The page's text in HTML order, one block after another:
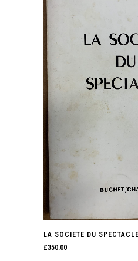
LA SOCIETE DU
£350.00